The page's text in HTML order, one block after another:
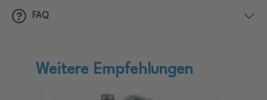
FAQ
Weitere Empfehlungen